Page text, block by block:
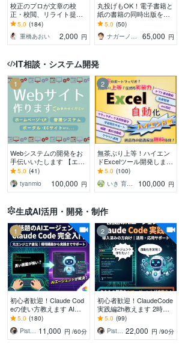
校正のプロが文章の校
正・校閲、リライト提案
をします 紙媒体実績9年
の校正者/安心価格・高品
質/小説・同人誌も！
5.0 (184)
重橋あおい
2,000 円
丸投げもOK！電子書籍と
紙の書籍の同時出版をし
ます １つの原稿から電子
書籍と紙の書籍（POD出
版）を代行します
5.0 (50)
ナガーノ＠アフィリエイト歴19年目
65,000 円
IT相談・システム開発
1
Webシステムの開発をお
手伝いいたします 【エン
ジニア歴11年】新規開
発・改修なんでもお任せ
ください！
5.0 (41)
tyanmio
100,000 円
2
無茶ぶり上等！ハイエン
ドExcelツール開発します
これまで培った技術で最
高品質のExcelツールを提
供します。
5.0 (100)
いき 育児中
100,000 円
生成AI活用・開発・制作
1
初心者歓迎！Claude Cod
eの使い方教えます AIエ
ンジニア直伝！資料作成
やリールも、AIに指示す
るだけ。
5.0 (180)
11,000 円 /60分
2
初心者歓迎！ClaudeCode
実践編2h教えます 2時間
みっちりのセットアップ
から個々の課題解決まで
ハンズオン
5.0 (99)
22,000 円 /90分